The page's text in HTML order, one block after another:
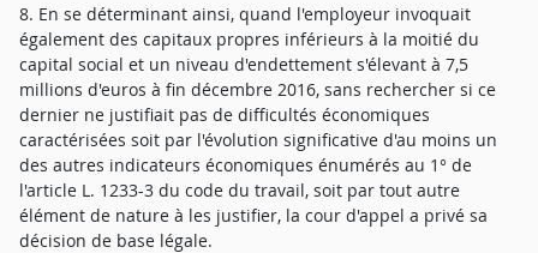
8. En se déterminant ainsi, quand l'employeur invoquait
également des capitaux propres inférieurs à la moitié du
capital social et un niveau d'endettement s'élevant à 7,5
millions d'euros à fin décembre 2016, sans rechercher si ce
dernier ne justifiait pas de difficultés économiques
caractérisées soit par l'évolution significative d'au moins un
des autres indicateurs économiques énumérés au 1° de
l'article L. 1233-3 du code du travail, soit par tout autre
élément de nature à les justifier, la cour d'appel a privé sa
décision de base légale.